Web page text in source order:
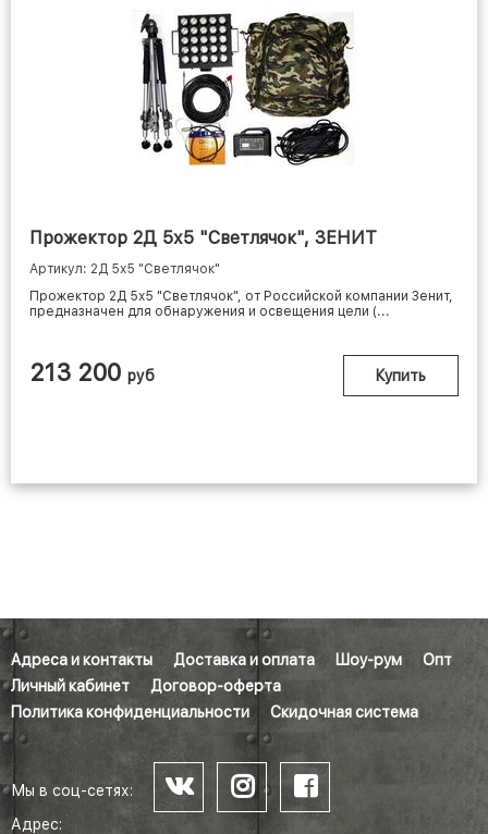
Прожектор 2Д 5х5 "Светлячок", ЗЕНИТ
Артикул: 2Д 5х5 "Светлячок"
Прожектор 2Д 5х5 "Светлячок", от Российской компании Зенит,
предназначен для обнаружения и освещения цели (...
213 200 руб Купить
Адреса и контакты Доставка и оплата Шоу-рум
Опт
Личный кабинет
Договор-оферта
Политика конфиденциальности
Скидочная система
Мы в соц-сетях:
Адрес: